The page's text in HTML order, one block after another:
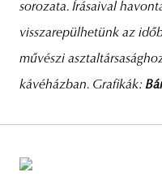
sorozata. Írásaival
visszarepülhetünk az
művészi
kávéházban. Grafikák: